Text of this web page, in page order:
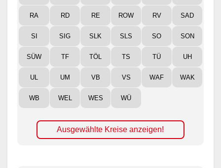
RA RD RE ROW RV SAD
SI SIG SLK SLS SO SON
SÜW TF TÖL TS TÜ UH
UL UM VB VS WAF WAK
WB WEL WES WÜ
Ausgewählte Kreise anzeigen!